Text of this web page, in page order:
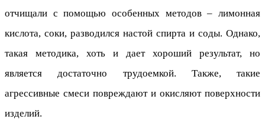
отчищали с помощью особенных методов – лимонная
кислота, соки, разводился настой спирта и соды. Однако,
такая методика, хоть и дает хороший результат, но
является достаточно трудоемкой. Также, такие
агрессивные смеси повреждают и окисляют поверхности
изделий.